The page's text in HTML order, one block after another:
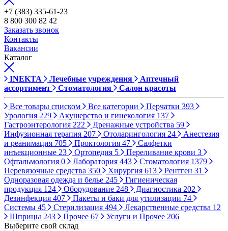
+7 (383) 335-61-23
8 800 300 82 42
Заказать звонок
Контакты
Вакансии
Каталог
INEKTA Лечебные учреждения
Аптечный
ассортимент
Стоматология Салон красоты
Все товары списком Все категории Перчатки 393
Урология 229 Акушерство и гинекология 137
Гастроэнтерология 222 Дренажные устройства 59
Инфузионная терапия 207 Отоларингология 24
Анестезия
и реанимация 705 Проктология 47
Салфетки
инъекционные 23 Ортопедия 5 Переливание крови 3
Офтальмология 0 Лаборатория 443 Стоматология 1379
Перевязочные средства 350 Хирургия 613 Рентген 31
Одноразовая одежда и белье 245
Гигиеническая
продукция 124 Оборудование 248 Диагностика 202
Дезинфекция 407 Пакеты и баки для утилизации 74
Системы 45 Стерилизация 494 Лекарственные средства 12
Шприцы 243 Прочее 67 Услуги и Прочее 206
Выберите свой склад